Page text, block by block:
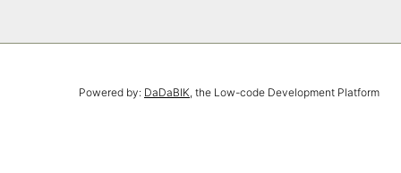
Powered by: DaDaBIK, the Low-code Development Platform